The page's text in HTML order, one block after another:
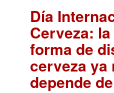
Día
Cerveza:
forma de
cerveza ya
depende